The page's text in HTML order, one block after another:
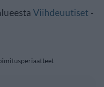
Viihdeuutiset -